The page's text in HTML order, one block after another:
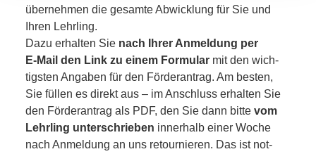
über­neh­men die gesam­te Abwicklung für Sie und
Ihren Lehrling.
Dazu erhal­ten Sie nach Ihrer Anmeldung per
E‑Mail den Link zu einem Formularmit den wich­
tigs­ten Angaben für den Förderantrag. Am bes­ten,
Sie fül­len es direkt aus – im Anschluss erhal­ten Sie
den Förderantrag als PDF, den Sie dann bit­te vom
Lehrling unter­schrie­ben inner­halb einer Woche
nach Anmeldung an uns retour­nie­ren. Das ist not­